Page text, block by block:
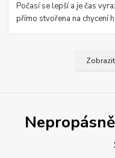
Počasí se lepší a je čas
přímo stvořena na chycení